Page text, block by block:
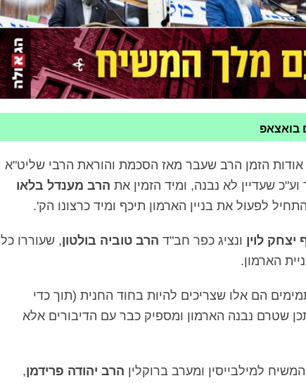
בואצאפ
אודות הזמן הרב שעבר מאז הסכמת והוראת הרבי שליט"א
שעדיין לא נבנה, ומיד הזמין את הרב מענדל בלאו
יצחק לוין ונציג כפר חב"ד הרב טוביה בולטון, שעוררו כל
הארמון.
הם אלו שצריכים להיות בחוד החנית (תוך כדי
שטרם נבנה הארמון ומספיק כבר עם הדיבורים אלא
למילבייסין ומערב ברוקלין הרב יהודה פרידמן,